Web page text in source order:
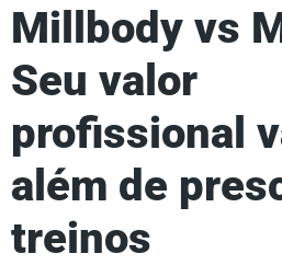
Millbody vs
Seu valor
profissional
além de
treinos